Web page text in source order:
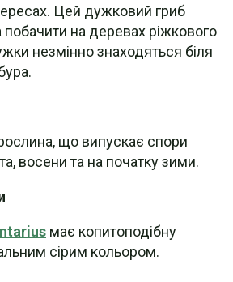
Цей дужковий гриб
на деревах ріжкового
незмінно знаходяться біля
що випускає спори
восени та на початку зими.
має копитоподібну
сірим кольором.